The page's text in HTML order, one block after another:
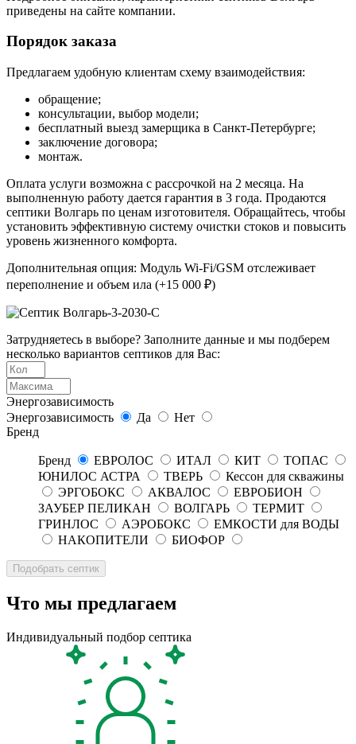
приведены на сайте компании.
Порядок заказа
Предлагаем удобную клиентам схему взаимодействия:
обращение;
консультации, выбор модели;
бесплатный выезд замерщика в Санкт-Петербурге;
заключение договора;
монтаж.
Оплата услуги возможна с рассрочкой на 2 месяца. На
выполненную работу дается гарантия в 3 года. Продаются
септики Волгарь по ценам изготовителя. Обращайтесь, чтобы
установить эффективную систему очистки стоков и повысить
уровень жизненного комфорта.
Дополнительная опция: Модуль Wi-Fi/GSM отслеживает
переполнение и объем ила (+15 000 ₽)
Затрудняетесь в выборе? Заполните данные и мы подберем
несколько вариантов септиков для Вас:
Энергозависимость
Энергозависимость
Да
Нет
Бренд
Бренд ЕВРОЛОС ИТАЛ КИТ
ТОПАС
ЮНИЛОС АСТРА
ТВЕРЬ
Кессон для скважины
ЭРГОБОКС
АКВАЛОС
ЕВРОБИОН
ЗАУБЕР ПЕЛИКАН
ВОЛГАРЬ
ТЕРМИТ
ГРИНЛОС
АЭРОБОКС
ЕМКОСТИ для ВОДЫ
НАКОПИТЕЛИ
БИОФОР
Что мы предлагаем
Индивидуальный подбор септика